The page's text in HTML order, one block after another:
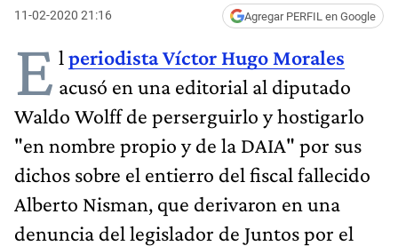
11-02-2020 21:16 Agregar PERFIL en Google
E l periodista Víctor Hugo Morales
acusó en una editorial al diputado
Waldo Wolff de perserguirlo y hostigarlo
"en nombre propio y de la DAIA" por sus
dichos sobre el entierro del fiscal fallecido
Alberto Nisman, que derivaron en una
denuncia del legislador de Juntos por el